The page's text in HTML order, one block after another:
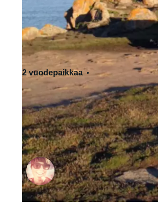
2 vuodepaikkaa 3 istumapaikkaa
Normaali ajokortti - B-luokka
Vuokralle antaja Conny
5.0 (1 arviointi)